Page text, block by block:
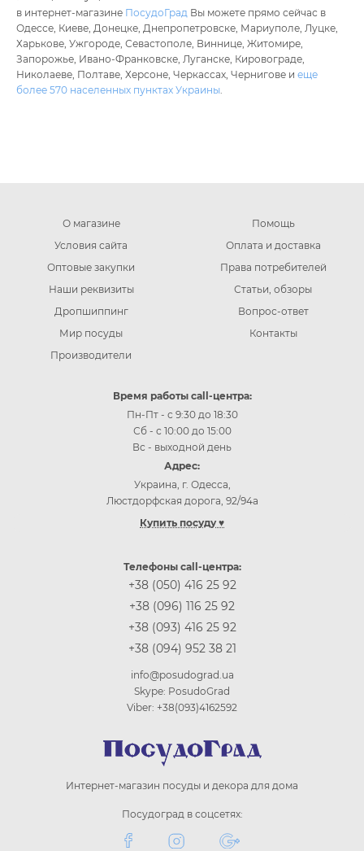
в интернет-магазине ПосудоГрад Вы можете прямо сейчас в
Одессе, Киеве, Донецке, Днепропетровске, Мариуполе, Луцке,
Харькове, Ужгороде, Севастополе, Виннице, Житомире,
Запорожье, Ивано-Франковске, Луганске, Кировограде,
Николаеве, Полтаве, Херсоне, Черкассах, Чернигове и еще
более 570 населенных пунктах Украины.
Интернет-магазин посуды и декора для дома
Посудоград в соцсетях:
О магазине
Условия сайта
Оптовые закупки
Наши реквизиты
Дропшиппинг
Мир посуды
Производители
Помощь
Оплата и доставка
Права потребителей
Статьи, обзоры
Вопрос-ответ
Контакты
Время работы call-центра:
Пн-Пт - с 9:30 до 18:30
Сб - с 10:00 до 15:00
Вс - выходной день
Адрес:
Украина, г. Одесса,
Люстдорфская дорога, 92/94а
Купить посуду ♥
Купить посуду Днепр (Днепропетровск)
Купить посуду Житомир
Купить посуду Запорожье
Купить посуду Ивано-Франковск
Купить посуду Луцк
Купить посуду Львов
Купить посуду Полтава
Купить посуду Ровно
Купить посуду Тернополь
Купить посуду Ужгород
Купить посуду Херсон
Телефоны call-центра:
+38 (050) 416 25 92
+38 (096) 116 25 92
+38 (093) 416 25 92
+38 (094) 952 38 21
info@posudograd.ua
Skype: PosudoGrad
Viber: +38(093)4162592